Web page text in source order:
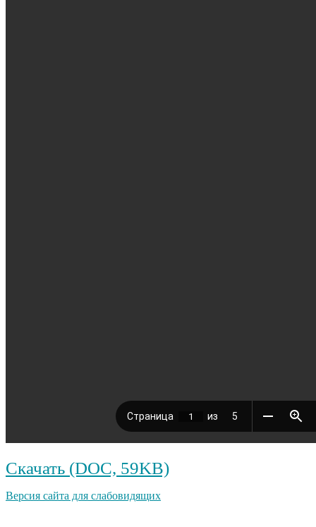
Скачать (DOC, 59KB)
Версия сайта для слабовидящих